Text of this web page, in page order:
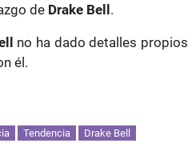
de Drake Bell.
no ha dado detalles propios
él.
Tendencia Drake Bell